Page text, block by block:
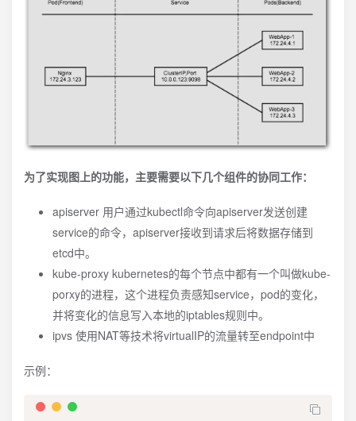
为了实现图上的功能，主要需要以下几个组件的协同工作：
apiserver 用户通过kubectl命令向apiserver发送创建
service的命令，apiserver接收到请求后将数据存储到
etcd中。
kube-proxy kubernetes的每个节点中都有一个叫做kube-
porxy的进程，这个进程负责感知service，pod的变化，
并将变化的信息写入本地的iptables规则中。
ipvs 使用NAT等技术将virtualIP的流量转至endpoint中
示例：